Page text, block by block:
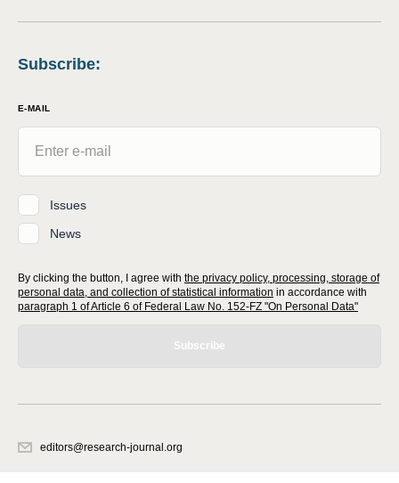
Subscribe:
E-MAIL
Issues
News
By clicking the button, I agree with the privacy policy, processing, storage of
personal data, and collection of statistical information in accordance with
paragraph 1 of Article 6 of Federal Law No. 152-FZ "On Personal Data"
Subscribe
editors@research-journal.org